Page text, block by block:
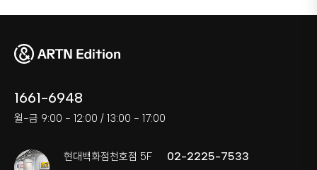
1661-6948
월-금 9:00 - 12:00 / 13:00 - 17:00
현대백화점천호점 5F 02-2225-7533